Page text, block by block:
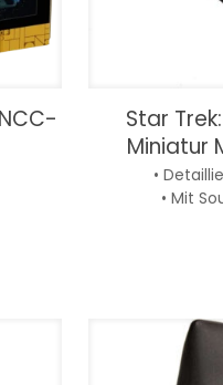
Star
Miniatur
•
• Mit